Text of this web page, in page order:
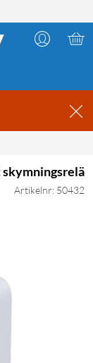
skymningsrelä
Artikelnr: 50432